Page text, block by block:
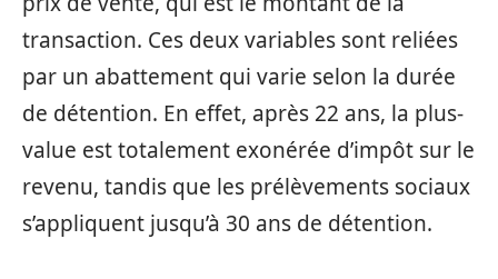
transaction. Ces deux variables sont reliées
par un abattement qui varie selon la durée
de détention. En effet, après 22 ans, la plus-
value est totalement exonérée d’impôt sur le
revenu, tandis que les prélèvements sociaux
s’appliquent jusqu’à 30 ans de détention.